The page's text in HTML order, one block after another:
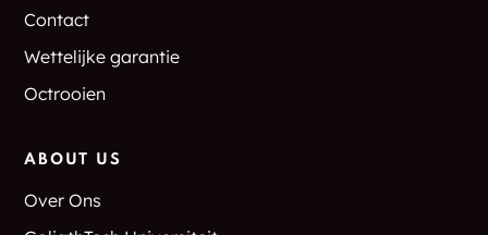
Contact
Wettelijke garantie
Octrooien
ABOUT US
Over Ons